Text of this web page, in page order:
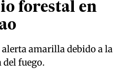
forestal en
alerta amarilla debido a la
fuego.